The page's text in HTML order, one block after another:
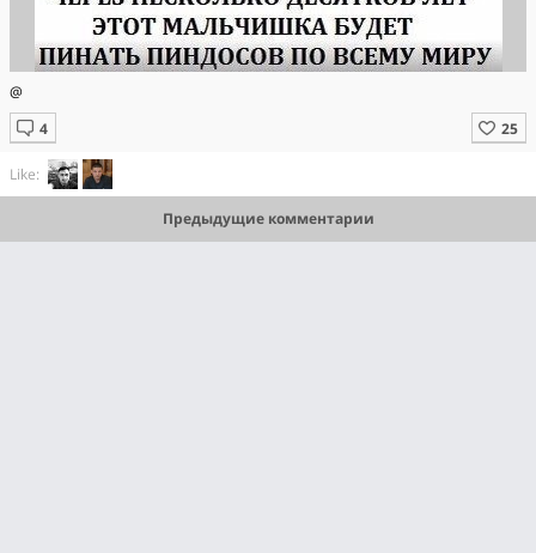
@
Like:
Предыдущие комментарии